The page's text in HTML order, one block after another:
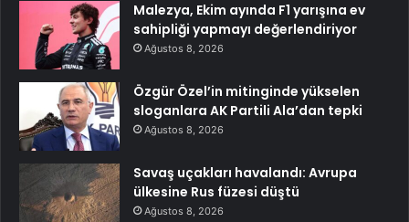
Malezya, Ekim ayında F1 yarışına ev
sahipliği yapmayı değerlendiriyor
Ağustos 8, 2026
Özgür Özel’in mitinginde yükselen
sloganlara AK Partili Ala’dan tepki
Ağustos 8, 2026
Savaş uçakları havalandı: Avrupa
ülkesine Rus füzesi düştü
Ağustos 8, 2026